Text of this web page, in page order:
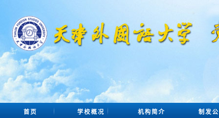
首页 学校概况 机构简介 制发